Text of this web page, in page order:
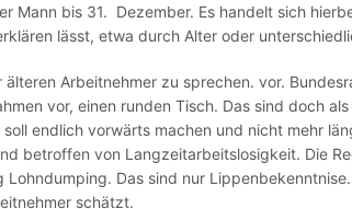
Mann bis 31. Dezember. Es handelt sich
lässt, etwa durch Alter oder
Arbeitnehmer zu sprechen. vor.
vor, einen runden Tisch. Das sind doch als
endlich vorwärts machen und nicht mehr
betroffen von Langzeitarbeitslosigkeit. Die
Das sind nur
schätzt.